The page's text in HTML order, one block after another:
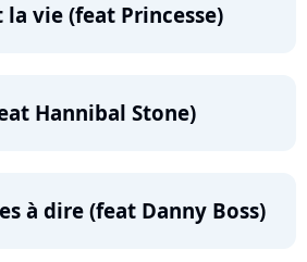
la vie (feat Princesse)
Hannibal Stone)
à dire (feat Danny Boss)